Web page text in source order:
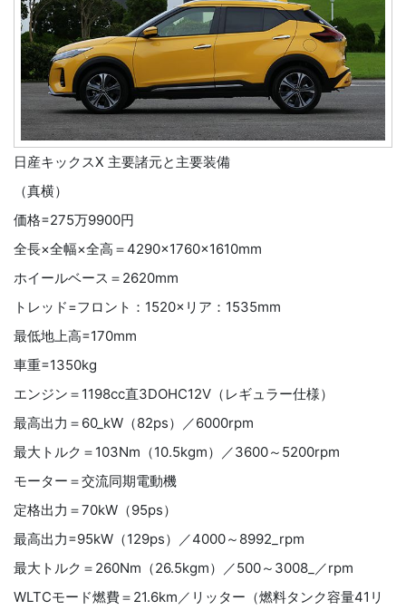
日産キックスX 主要諸元と主要装備
（真横）
価格=275万9900円
全長×全幅×全高＝4290×1760×1610mm
ホイールベース＝2620mm
トレッド=フロント：1520×リア：1535mm
最低地上高=170mm
車重=1350kg
エンジン＝1198cc直3DOHC12V（レギュラー仕様）
最高出力＝60_kW（82ps）／6000rpm
最大トルク＝103Nm（10.5kgm）／3600～5200rpm
モーター＝交流同期電動機
定格出力＝70kW（95ps）
最高出力=95kW（129ps）／4000～8992_rpm
最大トルク＝260Nm（26.5kgm）／500～3008_／rpm
WLTCモード燃費＝21.6km／リッター（燃料タンク容量41リ